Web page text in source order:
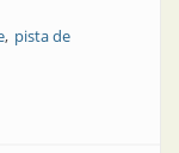
pista de